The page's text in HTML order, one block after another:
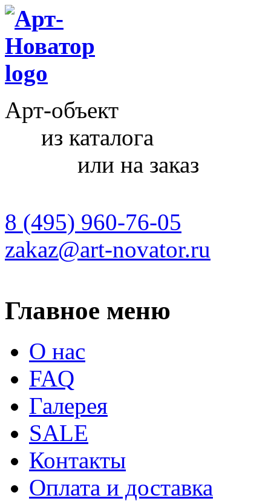
Арт-объект
из каталога
или на заказ
8 (495) 960-76-05
zakaz@art-novator.ru
Главное меню
О нас
FAQ
Галерея
SALE
Контакты
Оплата и доставка